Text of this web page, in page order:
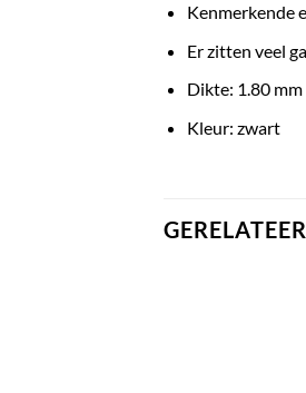
Kenmerkende
Er zitten veel
Dikte: 1.80 mm
Kleur: zwart